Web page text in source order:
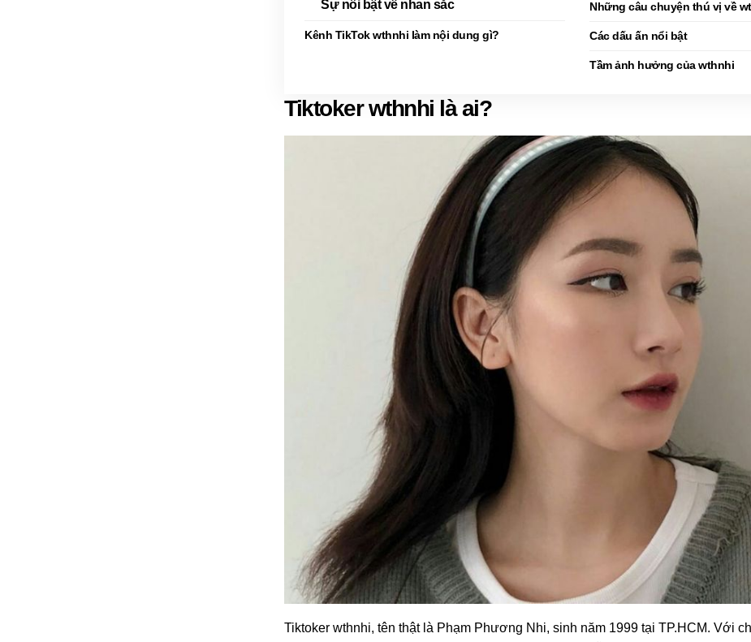
Sự nổi bật về nhan sắc
Kênh TikTok wthnhi làm nội dung gì?
Những câu chuyện thú vị về
Các dấu ấn nổi bật
Tầm ảnh hưởng của wthnhi
Tiktoker wthnhi là ai?
Tiktoker wthnhi, tên thật là Phạm Phương Nhi, sinh năm 1999 tại TP.HCM. Với